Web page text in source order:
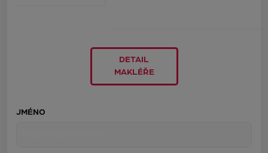
DETAIL
MAKLÉŘE
JMÉNO